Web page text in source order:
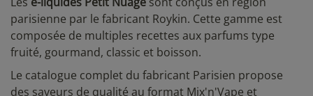
parisienne par le fabricant Roykin. Cette gamme est
composée de multiples recettes aux parfums type
fruité, gourmand, classic et boisson.
Le catalogue complet du fabricant Parisien propose
des saveurs de qualité au format Mix'n'Vape et